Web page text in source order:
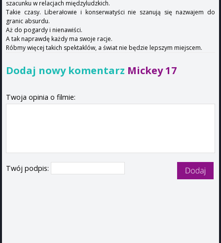
szacunku w relacjach międzyludzkich.
Takie czasy. Liberałowie i konserwatyści nie szanują się nazwajem do
granic absurdu.
Aż do pogardy i nienawiści.
A tak naprawdę każdy ma swoje racje.
Róbmy więcej takich spektaklów, a świat nie będzie lepszym miejscem.
Dodaj nowy komentarz Mickey 17
Twoja opinia o filmie:
Twój podpis: